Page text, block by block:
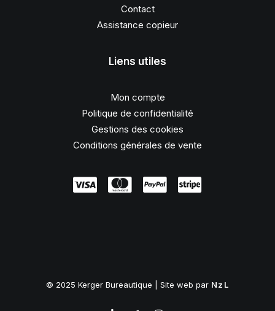
Contact
Assistance copieur
Liens utiles
Mon compte
Politique de confidentialité
Gestions des cookies
Conditions générales de vente
© 2025 Kerger Bureautique | Site web par NzL